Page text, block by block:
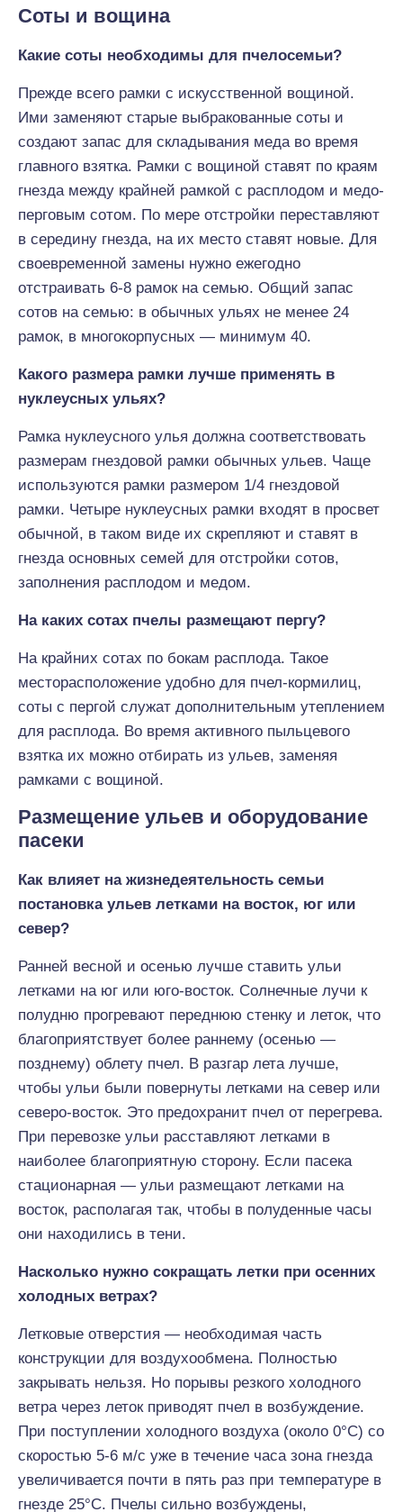
Соты и вощина
Какие соты необходимы для пчелосемьи?
Прежде всего рамки с искусственной вощиной.
Ими заменяют старые выбракованные соты и
создают запас для складывания меда во время
главного взятка. Рамки с вощиной ставят по краям
гнезда между крайней рамкой с расплодом и медо-
перговым сотом. По мере отстройки переставляют
в середину гнезда, на их место ставят новые. Для
своевременной замены нужно ежегодно
отстраивать 6-8 рамок на семью. Общий запас
сотов на семью: в обычных ульях не менее 24
рамок, в многокорпусных — минимум 40.
Какого размера рамки лучше применять в
нуклеусных ульях?
Рамка нуклеусного улья должна соответствовать
размерам гнездовой рамки обычных ульев. Чаще
используются рамки размером 1/4 гнездовой
рамки. Четыре нуклеусных рамки входят в просвет
обычной, в таком виде их скрепляют и ставят в
гнезда основных семей для отстройки сотов,
заполнения расплодом и медом.
На каких сотах пчелы размещают пергу?
На крайних сотах по бокам расплода. Такое
месторасположение удобно для пчел-кормилиц,
соты с пергой служат дополнительным утеплением
для расплода. Во время активного пыльцевого
взятка их можно отбирать из ульев, заменяя
рамками с вощиной.
Размещение ульев и оборудование
пасеки
Как влияет на жизнедеятельность семьи
постановка ульев летками на восток, юг или
север?
Ранней весной и осенью лучше ставить ульи
летками на юг или юго-восток. Солнечные лучи к
полудню прогревают переднюю стенку и леток, что
благоприятствует более раннему (осенью —
позднему) облету пчел. В разгар лета лучше,
чтобы ульи были повернуты летками на север или
северо-восток. Это предохранит пчел от перегрева.
При перевозке ульи расставляют летками в
наиболее благоприятную сторону. Если пасека
стационарная — ульи размещают летками на
восток, располагая так, чтобы в полуденные часы
они находились в тени.
Насколько нужно сокращать летки при осенних
холодных ветрах?
Летковые отверстия — необходимая часть
конструкции для воздухообмена. Полностью
закрывать нельзя. Но порывы резкого холодного
ветра через леток приводят пчел в возбуждение.
При поступлении холодного воздуха (около 0°С) со
скоростью 5-6 м/с уже в течение часа зона гнезда
увеличивается почти в пять раз при температуре в
гнезде 25°С. Пчелы сильно возбуждены,